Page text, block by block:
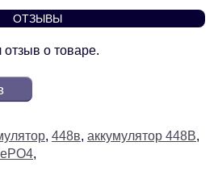
ОТЗЫВЫ
о товаре.
, 448в, аккумулятор 448В,
,